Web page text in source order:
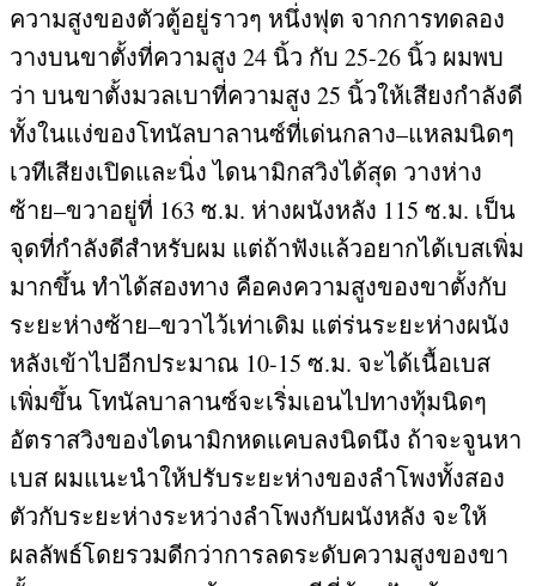
ความสูงของตัวตู้อยู่ราวๆ หนึ่งฟุต จากการทดลอง
วางบนขาตั้งที่ความสูง 24 นิ้ว กับ 25-26 นิ้ว ผมพบ
ว่า บนขาตั้งมวลเบาที่ความสูง 25 นิ้วให้เสียงกำลังดี
ทั้งในแง่ของโทนัลบาลานซ์ที่เด่นกลาง–แหลมนิดๆ
เวทีเสียงเปิดและนิ่ง ไดนามิกสวิงได้สุด วางห่าง
ซ้าย–ขวาอยู่ที่ 163 ซ.ม. ห่างผนังหลัง 115 ซ.ม. เป็น
จุดที่กำลังดีสำหรับผม แต่ถ้าฟังแล้วอยากได้เบสเพิ่ม
มากขึ้น ทำได้สองทาง คือคงความสูงของขาตั้งกับ
ระยะห่างซ้าย–ขวาไว้เท่าเดิม แต่ร่นระยะห่างผนัง
หลังเข้าไปอีกประมาณ 10-15 ซ.ม. จะได้เนื้อเบส
เพิ่มขึ้น โทนัลบาลานซ์จะเริ่มเอนไปทางทุ้มนิดๆ
อัตราสวิงของไดนามิกหดแคบลงนิดนึง ถ้าจะจูนหา
เบส ผมแนะนำให้ปรับระยะห่างของลำโพงทั้งสอง
ตัวกับระยะห่างระหว่างลำโพงกับผนังหลัง จะให้
ผลลัพธ์โดยรวมดีกว่าการลดระดับความสูงของขา